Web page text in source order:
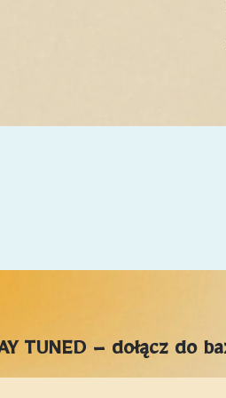
TUNED – dołącz do